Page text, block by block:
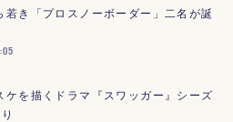
若き「プロスノーボーダー」二名が誕
ケを描くドラマ『スワッガー』シーズ